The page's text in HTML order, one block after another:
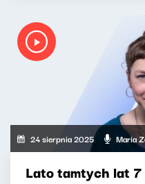
24 sierpnia 2025 Maria
Lato tamtych lat 7